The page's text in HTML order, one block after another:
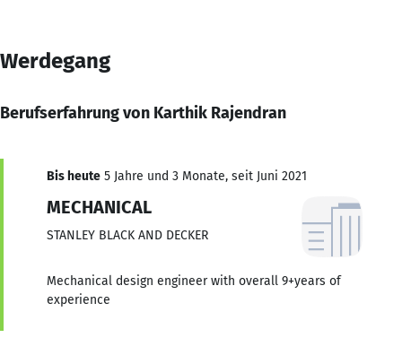
Werdegang
Berufserfahrung von Karthik Rajendran
Bis heute 5 Jahre und 3 Monate, seit Juni 2021
MECHANICAL
STANLEY BLACK AND DECKER
Mechanical design engineer with overall 9+years of
experience